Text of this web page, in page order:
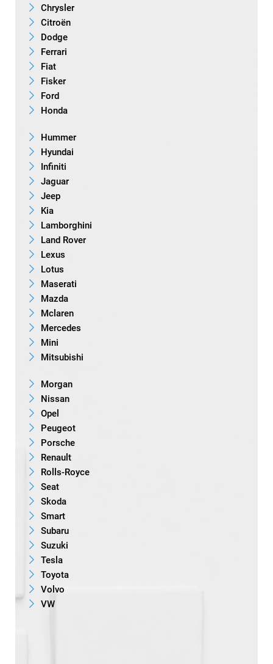
Chrysler
Citroën
Dodge
Ferrari
Fiat
Fisker
Ford
Honda
Hummer
Hyundai
Infiniti
Jaguar
Jeep
Kia
Lamborghini
Land Rover
Lexus
Lotus
Maserati
Mazda
Mclaren
Mercedes
Mini
Mitsubishi
Morgan
Nissan
Opel
Peugeot
Porsche
Renault
Rolls-Royce
Seat
Skoda
Smart
Subaru
Suzuki
Tesla
Toyota
Volvo
VW